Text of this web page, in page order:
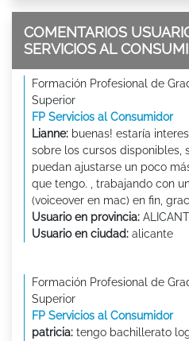
COMENTARIOS
SERVICIOS AL
Formación Profesional de
Superior
FP Servicios al Consumidor
Lianne: buenas! estaría
sobre los cursos disponibles,
puedan ajustarse un poco
que tengo. , trabajando con
(voiceover en mac) en fin,
Usuario en provincia:
Usuario en ciudad: alicante
Formación Profesional de
Superior
FP Servicios al Consumidor
patricia: tengo bachillerato